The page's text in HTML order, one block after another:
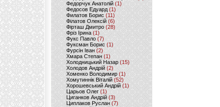
Федорчук Анатолій (1)
Федосов Едуард (1)
Филатов Борис (11)
Філатов Олексій (6)
Фірташ Дмитро (28)
Фріз Ірина (1)
Фукс Павло (7)
Фуксман Борис (1)
Фурсін Іван (2)
Хмара Степан(1)
Холодницький Назар(15)
Холодов Андрій (2)
Хоменко Володимир (1)
Хомутиннік Віталій (52)
Хорошевський Андрій (1)
Царьов Олег (1)
Циганков Андрій (3)
Циплаков Руслан(7)